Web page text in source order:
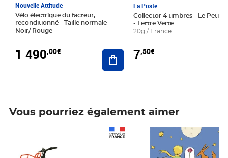
Nouvelle Attitude
Vélo électrique du facteur,
reconditionné - Taille normale -
Noir/ Rouge
1 490,00€ Ajouter au panier
La Poste
Collector 4 timbres - Le Petit
- Lettre Verte
20g / France
7,50€
Vous pourriez également aimer
Prix 7,50€